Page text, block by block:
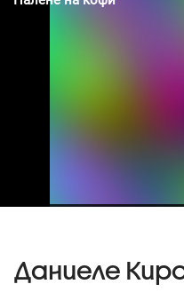
Даниеле